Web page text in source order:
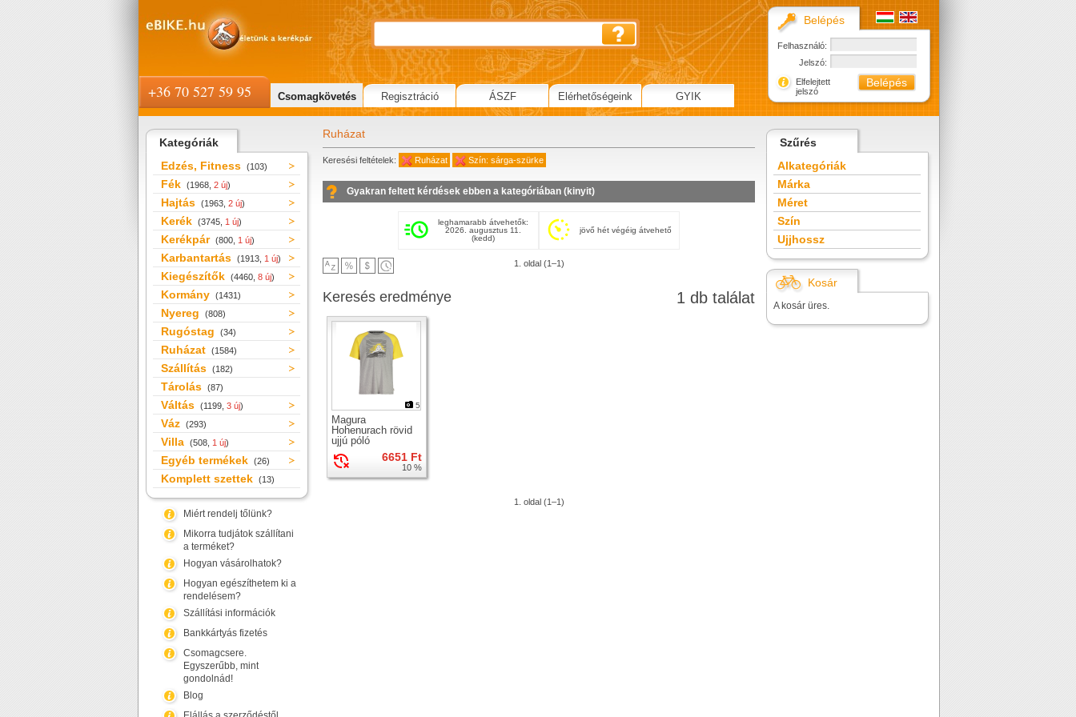
Kategóriák
Edzés, Fitness (103)
Fék (1968, 2 új)
Hajtás (1963, 2 új)
Kerék (3745, 1 új)
Kerékpár (800, 1 új)
Karbantartás (1913, 1 új)
Kiegészítők (4460, 8 új)
Kormány (1431)
Nyereg (808)
Rugóstag (34)
Ruházat (1584)
Szállítás (182)
Tárolás (87)
Váltás (1199, 3 új)
Váz (293)
Villa (508, 1 új)
Egyéb termékek (26)
Komplett szettek (13)
Miért rendelj tőlünk?
Mikorra tudjátok szállítani
a terméket?
Hogyan vásárolhatok?
Hogyan egészíthetem ki a
rendelésem?
Szállítási információk
Bankkártyás fizetés
Csomagcsere.
Egyszerűbb, mint
gondolnád!
Blog
Ruházat
Keresési feltételek: Ruházat Szín: sárga-szürke
Gyakran feltett kérdések ebben a kategóriában (kinyit)
leghamarabb átvehetők:
2026. augusztus 11.
(kedd)
jövő hét végéig átvehető
1. oldal (1–1)
1 db találat
Keresés eredménye
5
Magura
Hohenurach rövid
ujjú póló
6651 Ft
10 %
1. oldal (1–1)
Szűrés
Alkategóriák
Márka
Méret
Szín
Ujjhossz
Kosár
A kosár üres.
Belépés
Felhasználó:
Jelszó:
Elfelejtett
jelszó
+36 70 527 59 95 Csomagkövetés Regisztráció ÁSZF Elérhetőségeink GYIK